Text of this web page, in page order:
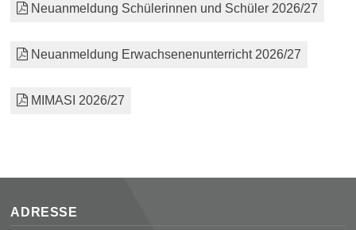
Neuanmeldung Schülerinnen und Schüler 2026/27
Neuanmeldung Erwachsenenunterricht 2026/27
MIMASI 2026/27
Footer
ADRESSE